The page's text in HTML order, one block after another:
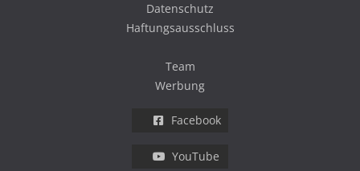
Datenschutz
Haftungsausschluss
Team
Werbung
Facebook
YouTube